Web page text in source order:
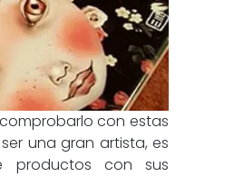
con estas
una gran artista, es
productos con sus